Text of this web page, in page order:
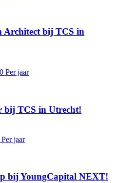
Architect bij TCS in
Per jaar
bij TCS in Utrecht!
jaar
bij YoungCapital NEXT!